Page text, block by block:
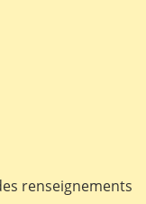
renseignements